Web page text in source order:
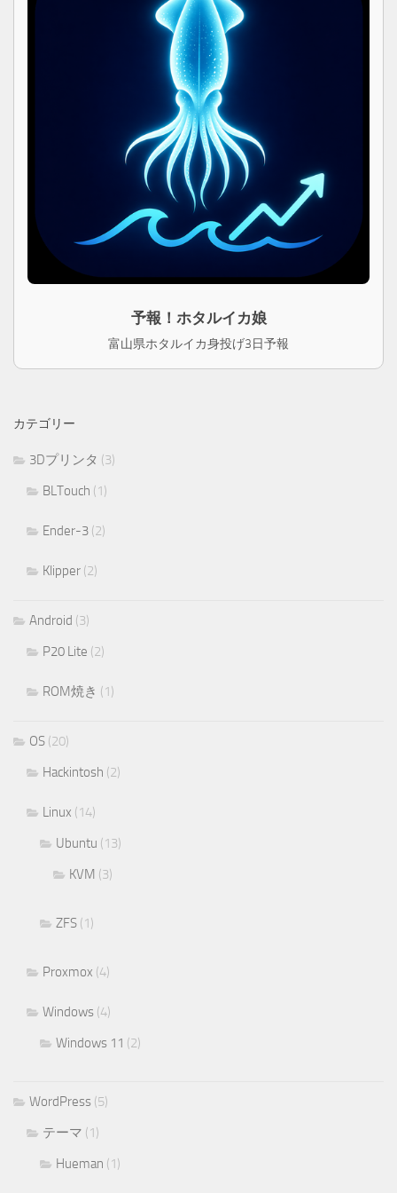
予報！ホタルイカ娘
富山県ホタルイカ身投げ3日予報
カテゴリー
3Dプリンタ (3)
BLTouch (1)
Ender-3 (2)
Klipper (2)
Android (3)
P20 Lite (2)
ROM焼き (1)
OS (20)
Hackintosh (2)
Linux (14)
Ubuntu (13)
KVM (3)
ZFS (1)
Proxmox (4)
Windows (4)
Windows 11 (2)
WordPress (5)
テーマ (1)
Hueman (1)